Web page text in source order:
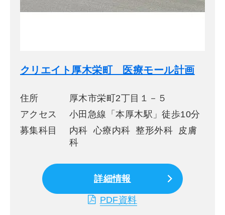
クリエイト厚木栄町 医療モール計画
住所
厚木市栄町2丁目１－５
アクセス
小田急線「本厚木駅」徒歩10分
募集科目
内科 心療内科 整形外科 皮膚
科
詳細情報
PDF資料